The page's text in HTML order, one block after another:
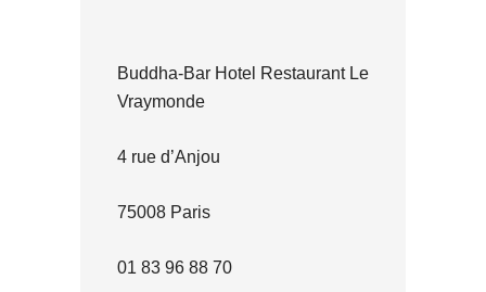
Buddha-Bar Hotel Restaurant Le
Vraymonde
4 rue d’Anjou
75008 Paris
01 83 96 88 70